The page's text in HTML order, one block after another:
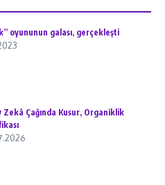
oyununun galası, gerçekleşti
Zekâ Çağında Kusur, Organiklik